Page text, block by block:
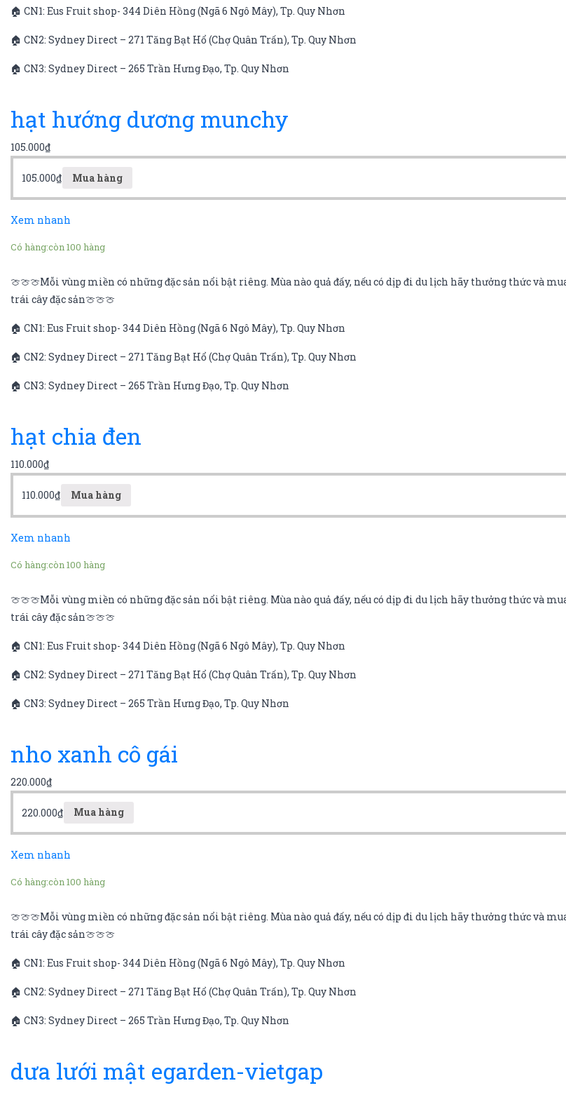
🏠 CN1: Eus Fruit shop- 344 Diên Hồng (Ngã 6 Ngô Mây), Tp. Quy Nhơn
🏠 CN2: Sydney Direct – 271 Tăng Bạt Hổ (Chợ Quân Trấn), Tp. Quy Nhơn
🏠 CN3: Sydney Direct – 265 Trần Hưng Đạo, Tp. Quy Nhơn
hạt hướng dương munchy
105.000₫
105.000₫ Mua hàng
Xem nhanh
Có hàng:còn 100 hàng
🍈🍈🍈Mỗi vùng miền có những đặc sản nổi bật riêng. Mùa nào quả đấy, nếu có dịp đi du lịch hãy thưởng thức và
trái cây đặc sản🍈🍈🍈
🏠 CN1: Eus Fruit shop- 344 Diên Hồng (Ngã 6 Ngô Mây), Tp. Quy Nhơn
🏠 CN2: Sydney Direct – 271 Tăng Bạt Hổ (Chợ Quân Trấn), Tp. Quy Nhơn
🏠 CN3: Sydney Direct – 265 Trần Hưng Đạo, Tp. Quy Nhơn
hạt chia đen
110.000₫
110.000₫ Mua hàng
Xem nhanh
Có hàng:còn 100 hàng
🍈🍈🍈Mỗi vùng miền có những đặc sản nổi bật riêng. Mùa nào quả đấy, nếu có dịp đi du lịch hãy thưởng thức và
trái cây đặc sản🍈🍈🍈
🏠 CN1: Eus Fruit shop- 344 Diên Hồng (Ngã 6 Ngô Mây), Tp. Quy Nhơn
🏠 CN2: Sydney Direct – 271 Tăng Bạt Hổ (Chợ Quân Trấn), Tp. Quy Nhơn
🏠 CN3: Sydney Direct – 265 Trần Hưng Đạo, Tp. Quy Nhơn
nho xanh cô gái
220.000₫
220.000₫ Mua hàng
Xem nhanh
Có hàng:còn 100 hàng
🍈🍈🍈Mỗi vùng miền có những đặc sản nổi bật riêng. Mùa nào quả đấy, nếu có dịp đi du lịch hãy thưởng thức và
trái cây đặc sản🍈🍈🍈
🏠 CN1: Eus Fruit shop- 344 Diên Hồng (Ngã 6 Ngô Mây), Tp. Quy Nhơn
🏠 CN2: Sydney Direct – 271 Tăng Bạt Hổ (Chợ Quân Trấn), Tp. Quy Nhơn
🏠 CN3: Sydney Direct – 265 Trần Hưng Đạo, Tp. Quy Nhơn
dưa lưới mật egarden-vietgap